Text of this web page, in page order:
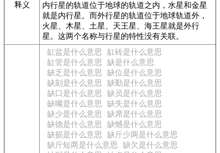
释义
内行星的轨道位于地球的轨道之内，水星和金星
就是内行星。而外行星的轨道位于地球轨道外，
火星、木星、土星、天王星、海王星就是外行
星。这两个名称与行星的特性没有关联。
缸盆是什么意思
缸砖是什么意思
缸管是什么意思
缺是什么意思
缺乏是什么意思
缺位是什么意思
缺刻是什么意思
缺勤是什么意思
缺口是什么意思
缺员是什么意思
缺嘴是什么意思
缺失是什么意思
缺少是什么意思
缺席是什么意思
缺德是什么意思
缺憾是什么意思
缺损是什么意思
缺斤少两是什么意思
缺斤短两是什么意思
缺欠是什么意思